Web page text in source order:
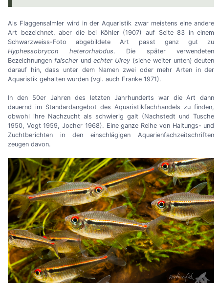
Als Flaggensalmler wird in der Aquaristik zwar meistens eine andere
Art bezeichnet, aber die bei Köhler (1907) auf Seite 83 in einem
Schwarzweiss-Foto abgebildete Art passt ganz gut zu
Hyphessobrycon heterorhabdus. Die später verwendeten
Bezeichnungen falscherundechter Ulrey (siehe weiter unten) deuten
darauf hin, dass unter dem Namen zwei oder mehr Arten in der
Aquaristik gehalten wurden (vgl. auch Franke 1971).
In den 50er Jahren des letzten Jahrhunderts war die Art dann
dauernd im Standardangebot des Aquaristikfachhandels zu finden,
obwohl ihre Nachzucht als schwierig galt (Nachstedt und Tusche
1950, Vogt 1959, Jocher 1968). Eine ganze Reihe von Haltungs- und
Zuchtberichten in den einschlägigen Aquarienfachzeitschriften
zeugen davon.